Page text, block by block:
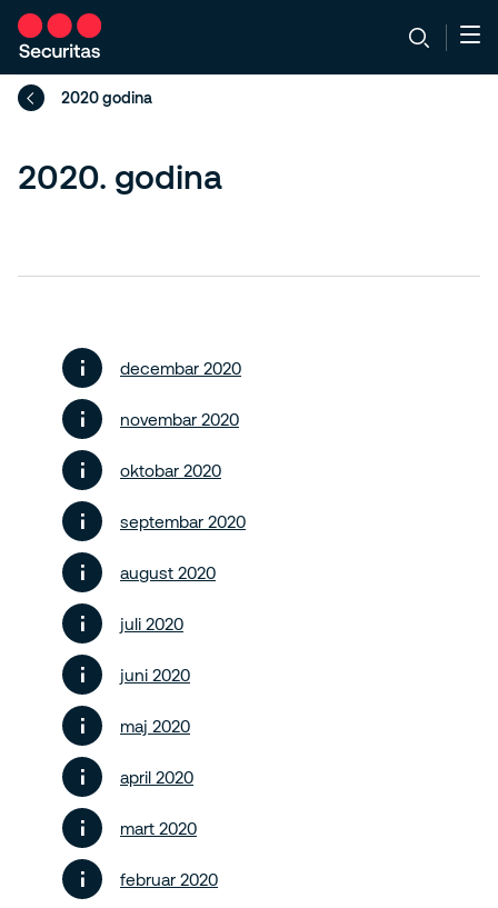
2020 godina
2020. godina
decembar 2020
novembar 2020
oktobar 2020
septembar 2020
august 2020
juli 2020
juni 2020
maj 2020
april 2020
mart 2020
februar 2020